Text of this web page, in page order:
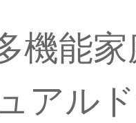
機能
アル